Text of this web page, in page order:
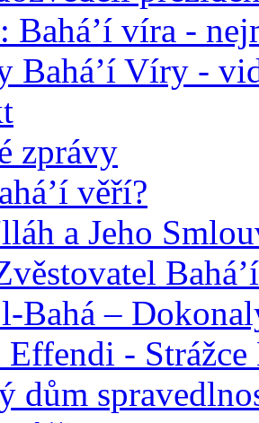
Bahá’í víra -
Bahá’í Víry -
zprávy
věří?
a Jeho
Bahá –
Effendi -
dům